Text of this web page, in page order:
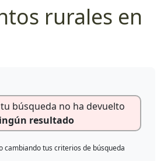
rurales en
búsqueda no ha devuelto
resultado
cambiando tus criterios de búsqueda